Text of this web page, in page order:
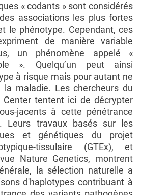
« codants » sont considérés
associations les plus fortes
le phénotype. Cependant, ces
de manière variable
un phénomène appelé «
». Quelqu’un peut ainsi
à risque mais pour autant ne
maladie. Les chercheurs du
Center tentent ici de décrypter
jacents à cette pénétrance
Leurs travaux basés sur les
et génétiques du projet
tissulaire (GTEx), et
Nature Genetics, montrent
la sélection naturelle a
d'haplotypes contribuant à